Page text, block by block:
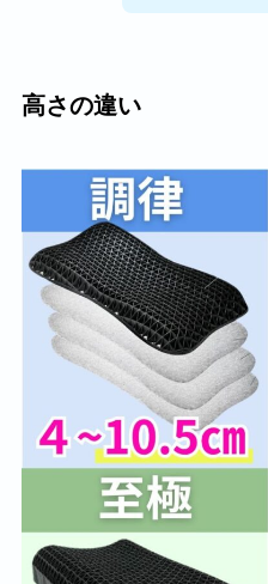
高さの違い